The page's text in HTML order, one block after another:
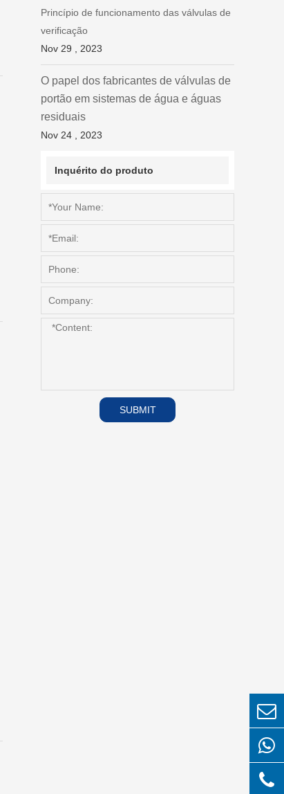
Princípio de funcionamento das válvulas de
verificação
Nov 29 , 2023
O papel dos fabricantes de válvulas de
portão em sistemas de água e águas
residuais
Nov 24 , 2023
Inquérito do produto
SUBMIT